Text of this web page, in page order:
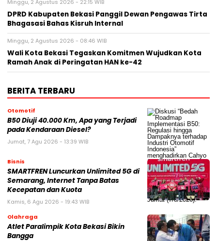
Minggu, 2 Agustus 2026 - 22:15 WIB
DPRD Kabupaten Bekasi Panggil Dewan Pengawas Tirta
Bhagasasi Bahas Kisruh Internal
Minggu, 2 Agustus 2026 - 08:46 WIB
Wali Kota Bekasi Tegaskan Komitmen Wujudkan Kota
Ramah Anak di Peringatan HAN ke-42
BERITA TERBARU
Otomotif
B50 Diuji 40.000 Km, Apa yang Terjadi
pada Kendaraan Diesel?
Jumat, 7 Agu 2026 - 13:39 WIB
Bisnis
SMARTFREN Luncurkan Unlimited 5G di
Semarang, Internet Tanpa Batas
Kecepatan dan Kuota
Kamis, 6 Agu 2026 - 19:43 WIB
Olahraga
Atlet Paralimpik Kota Bekasi Bikin
Bangga